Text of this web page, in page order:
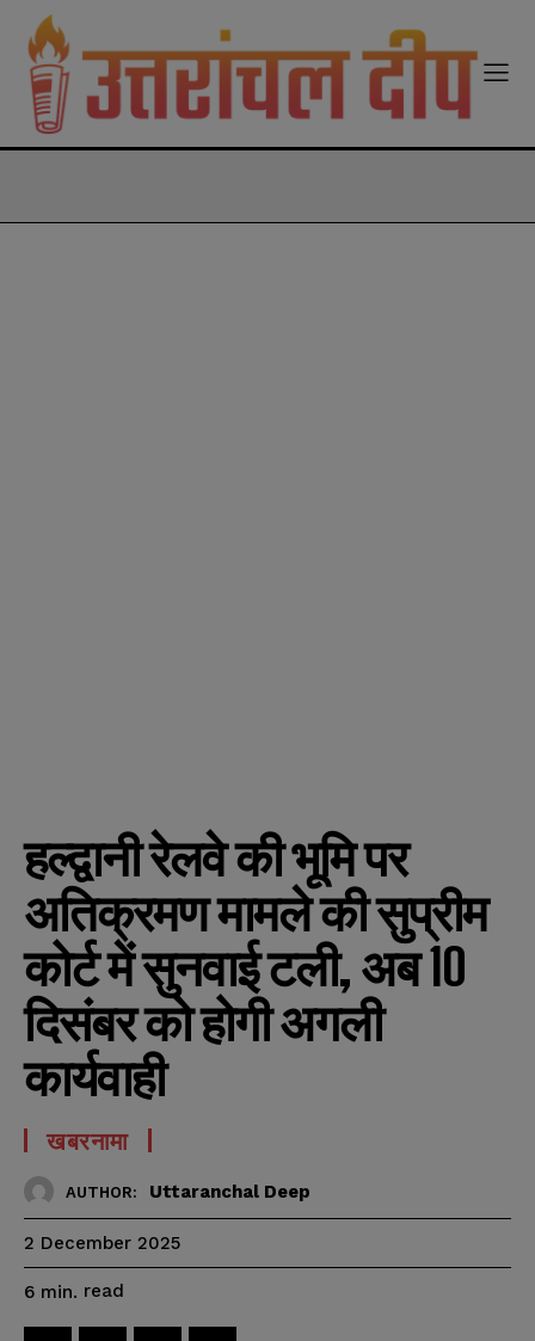
हल्द्वानी रेलवे की भूमि पर
अतिक्रमण मामले की सुप्रीम
कोर्ट में सुनवाई टली, अब 10
दिसंबर को होगी अगली
कार्यवाही
खबरनामा
AUTHOR: Uttaranchal Deep
2 December 2025
6 min. read